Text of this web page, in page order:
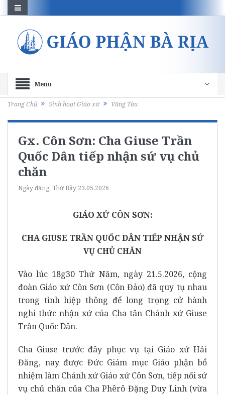
Menu
Trang Chủ Sinh hoạt Giáo xứ Vũng Tàu
Gx. Côn Sơn: Cha Giuse Trần
Quốc Dân tiếp nhận sứ vụ chủ
chăn
Ngày đăng: Thứ Bảy 23.05.2026
GIÁO XỨ CÔN SƠN:
CHA GIUSE TRẦN QUỐC DÂN TIẾP NHẬN SỨ
VỤ CHỦ CHĂN
Vào lúc 18g30 Thứ Năm, ngày 21.5.2026, cộng
đoàn Giáo xứ Côn Sơn (Côn Đảo) đã quy tụ nhau
trong tình hiệp thông để long trọng cử hành
nghi thức nhận xứ của Cha tân Chánh xứ Giuse
Trần Quốc Dân.
Cha Giuse trước đây phục vụ tại Giáo xứ Hải
Đăng, nay được Đức Giám mục Giáo phận bổ
nhiệm làm Chánh xứ Giáo xứ Côn Sơn, tiếp nối sứ
vụ chủ chăn của Cha Phêrô Đặng Duy Linh (vừa